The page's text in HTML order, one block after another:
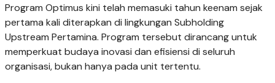
Program Optimus kini telah memasuki tahun keenam sejak
pertama kali diterapkan di lingkungan Subholding
Upstream Pertamina. Program tersebut dirancang untuk
memperkuat budaya inovasi dan efisiensi di seluruh
organisasi, bukan hanya pada unit tertentu.